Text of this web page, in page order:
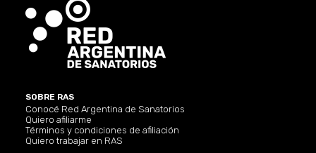
SOBRE RAS
Conocé Red Argentina de Sanatorios
Quiero afiliarme
Términos y condiciones de afiliación
Quiero trabajar en RAS